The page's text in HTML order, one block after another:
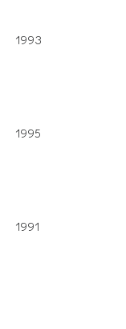
1993
1995
1991